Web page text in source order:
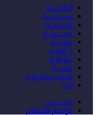
الرئيسية
سـيـاســة
اقـتـصــاد
مـجـتـمــع
دولـيــة
ريـاضــة
ثـقـافــة
صـحــة
صـوت وصـورة
آراء
بحث عن
الوضع المظلم